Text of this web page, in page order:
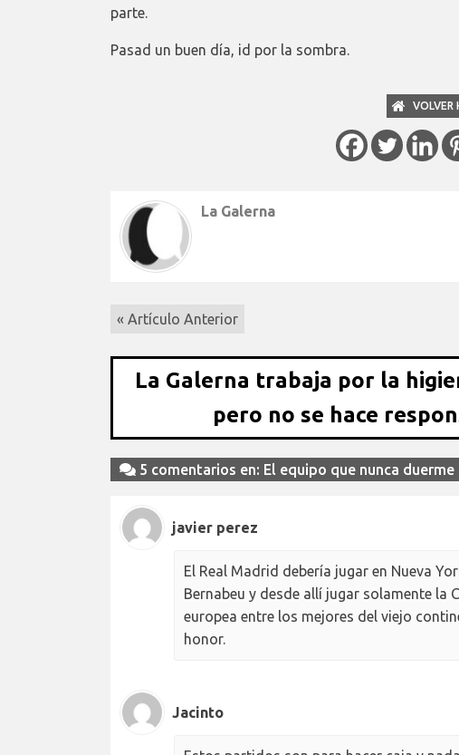
parte.
Pasad un buen día, id por la sombra.
VOLVER
La Galerna
« Artículo Anterior
La Galerna trabaja por la
pero no se hace
5 comentarios en: El equipo que nunca duerme
javier perez
El Real Madrid debería jugar en Nueva
Bernabeu y desde allí jugar solamente la
europea entre los mejores del viejo
honor.
Jacinto